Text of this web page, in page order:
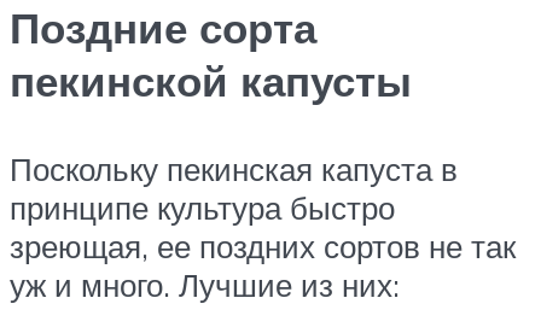
Поздние сорта
пекинской капусты
Поскольку пекинская капуста в
принципе культура быстро
зреющая, ее поздних сортов не так
уж и много. Лучшие из них: